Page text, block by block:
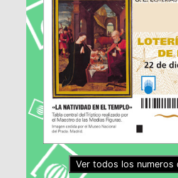
Ver todos los numeros